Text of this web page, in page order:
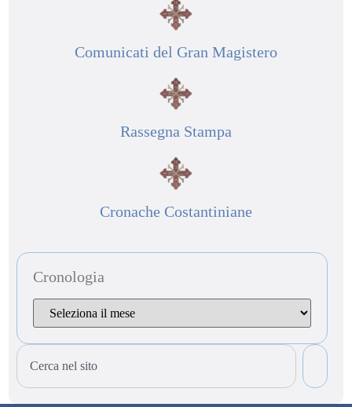
Comunicati del Gran Magistero
Rassegna Stampa
Cronache Costantiniane
Cronologia